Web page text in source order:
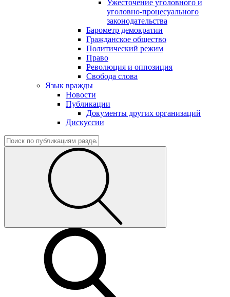
Ужесточение уголовного и
уголовно-процесуального
законодательства
Барометр демократии
Гражданское общество
Политический режим
Право
Революция и оппозиция
Свобода слова
Язык вражды
Новости
Публикации
Документы других организаций
Дискуссии